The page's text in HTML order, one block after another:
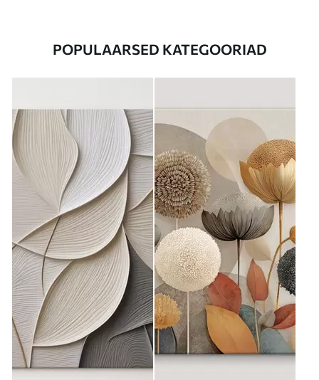
POPULAARSED KATEGOORIAD